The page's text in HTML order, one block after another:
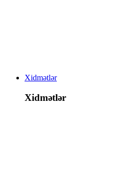
Xidmətlər
Xidmətlər